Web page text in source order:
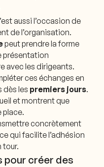
aussi l’occasion de
de l’organisation.
peut prendre la forme
présentation
avec les dirigeants.
ces échanges en
dès les premiers jours.
et montrent que
place.
concrètement
qui facilite l’adhésion
tour.
pour créer des